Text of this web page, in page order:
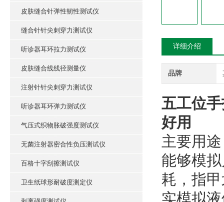
皮肤缝合针弹性韧性测试仪
缝合针针尖刺穿力测试仪
听诊器耳环拉力测试仪
皮肤缝合线线径测量仪
注射针针尖刺穿力测试仪
听诊器耳环弹力测试仪
气压式织物胀破强度测试仪
无菌注射器密合性负压测试仪
百格十字刮擦测试仪
卫生纸球形耐破度测定仪
详细介绍
品牌
五工位
好用
主要用
能够模
耗，指
实模拟